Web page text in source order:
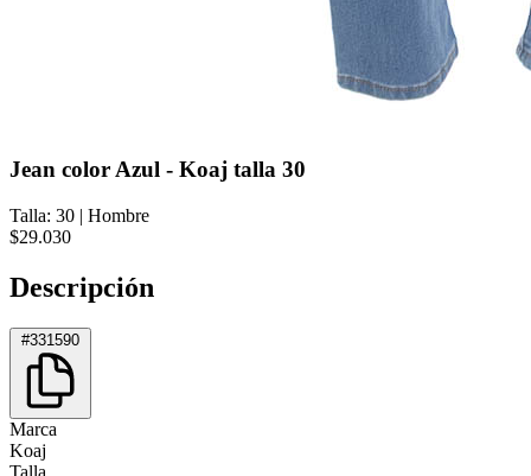
Jean color Azul - Koaj talla 30
Talla: 30 | Hombre
$29.030
Descripción
#331590
Marca
Koaj
Talla